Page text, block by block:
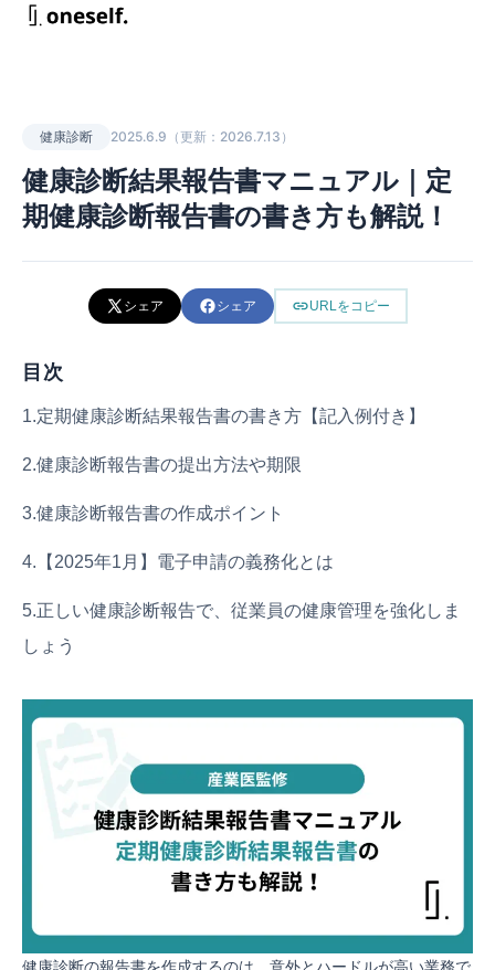
健康診断 2025.6.9 （更新： 2026.7.13 ）
健康診断結果報告書マニュアル｜定
期健康診断報告書の書き方も解説！
シェア シェア URLをコピー
目次
1.定期健康診断結果報告書の書き方【記入例付き】
2.健康診断報告書の提出方法や期限
3.健康診断報告書の作成ポイント
4.【2025年1月】電子申請の義務化とは
5.正しい健康診断報告で、従業員の健康管理を強化しま
しょう